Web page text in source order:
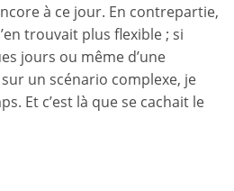
à ce jour. En contrepartie,
trouvait plus flexible ; si
jours ou même d’une
un scénario complexe, je
Et c’est là que se cachait le